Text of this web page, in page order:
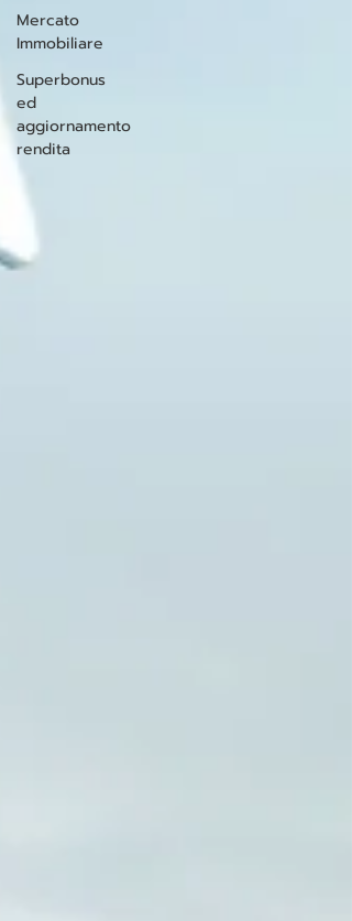
Mercato
Immobiliare
Superbonus
ed
aggiornamento
rendita